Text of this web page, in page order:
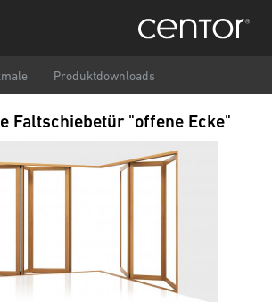
Produktdownloads
Faltschiebetür "offene Ecke"
Anfrage
DACH und BeNeLux
Nordamerika